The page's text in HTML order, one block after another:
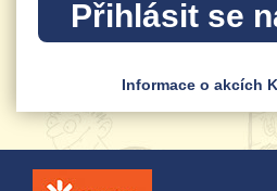
Informace o akcích